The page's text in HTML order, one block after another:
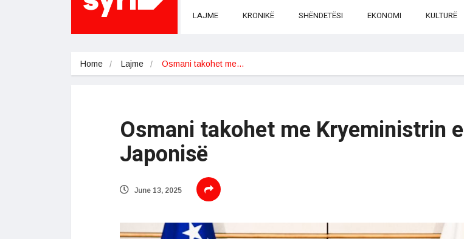
LAJME KRONIKË SHËNDETËSI EKONOMI KULTURË
Home Lajme Osmani takohet me…
Osmani takohet me Kryeministrin e
Japonisë
June 13, 2025